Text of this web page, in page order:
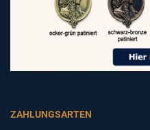
ZAHLUNGSARTEN